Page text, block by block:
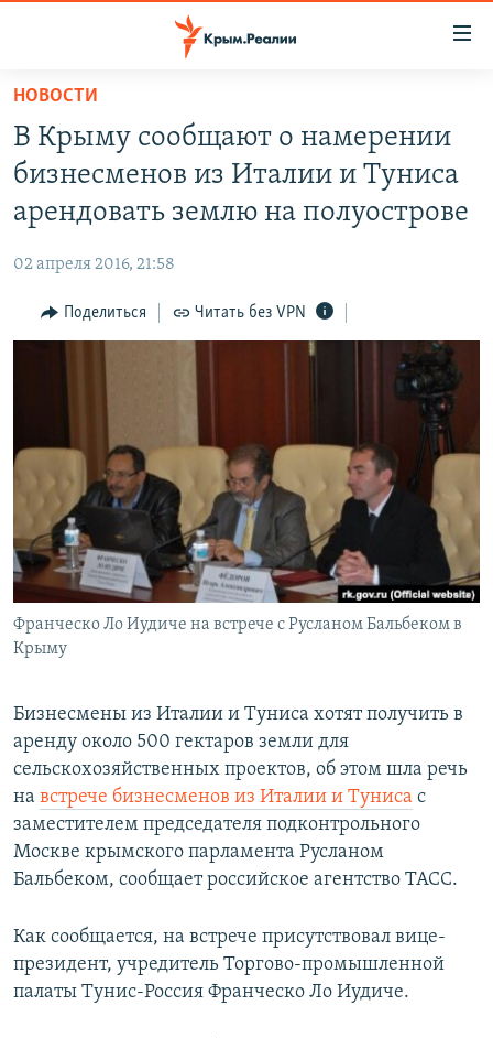
Вернуться
основному
содержанию
главной
навигации
Вернутся
СПЕЦПРОЕКТЫ
11 ЛЕТ ОККУПАЦИИ КРЫМА. 11 ИСТОРИЙ СОПРОТИВЛЕНИЯ
ЕЩЕ
ИНТЕРАКТИВ
ПРОПАВШИЕ БЕЗ ВЕСТИ
ПОБЕДИТЕЛЕЙ НЕ СУДЯТ?
КРЫМ.НЕПОКОРЕННЫЙ
ELIFBE
УКРАИНСКАЯ ПРОБЛЕМА КРЫМА
РАДІО СВОБОДА
Qırımtatar
ПРИСОЕДИНЯЙТЕСЬ!
Все сайты RFE/RL
НОВОСТИ
В Крыму сообщают о намерении
бизнесменов из Италии и Туниса
арендовать землю на полуострове
02 апреля 2016, 21:58
Поделиться Читать без VPN
Франческо Ло Иудиче на встрече с Русланом Бальбеком в
Крыму
Бизнесмены из Италии и Туниса хотят получить в
аренду около 500 гектаров земли для
сельскохозяйственных проектов, об этом шла речь
на встрече бизнесменов из Италии и Туниса с
заместителем председателя подконтрольного
Москве крымского парламента Русланом
Бальбеком, сообщает российское агентство ТАСС.
Как сообщается, на встрече присутствовал вице-
президент, учредитель Торгово-промышленной
палаты Тунис-Россия Франческо Ло Иудиче.